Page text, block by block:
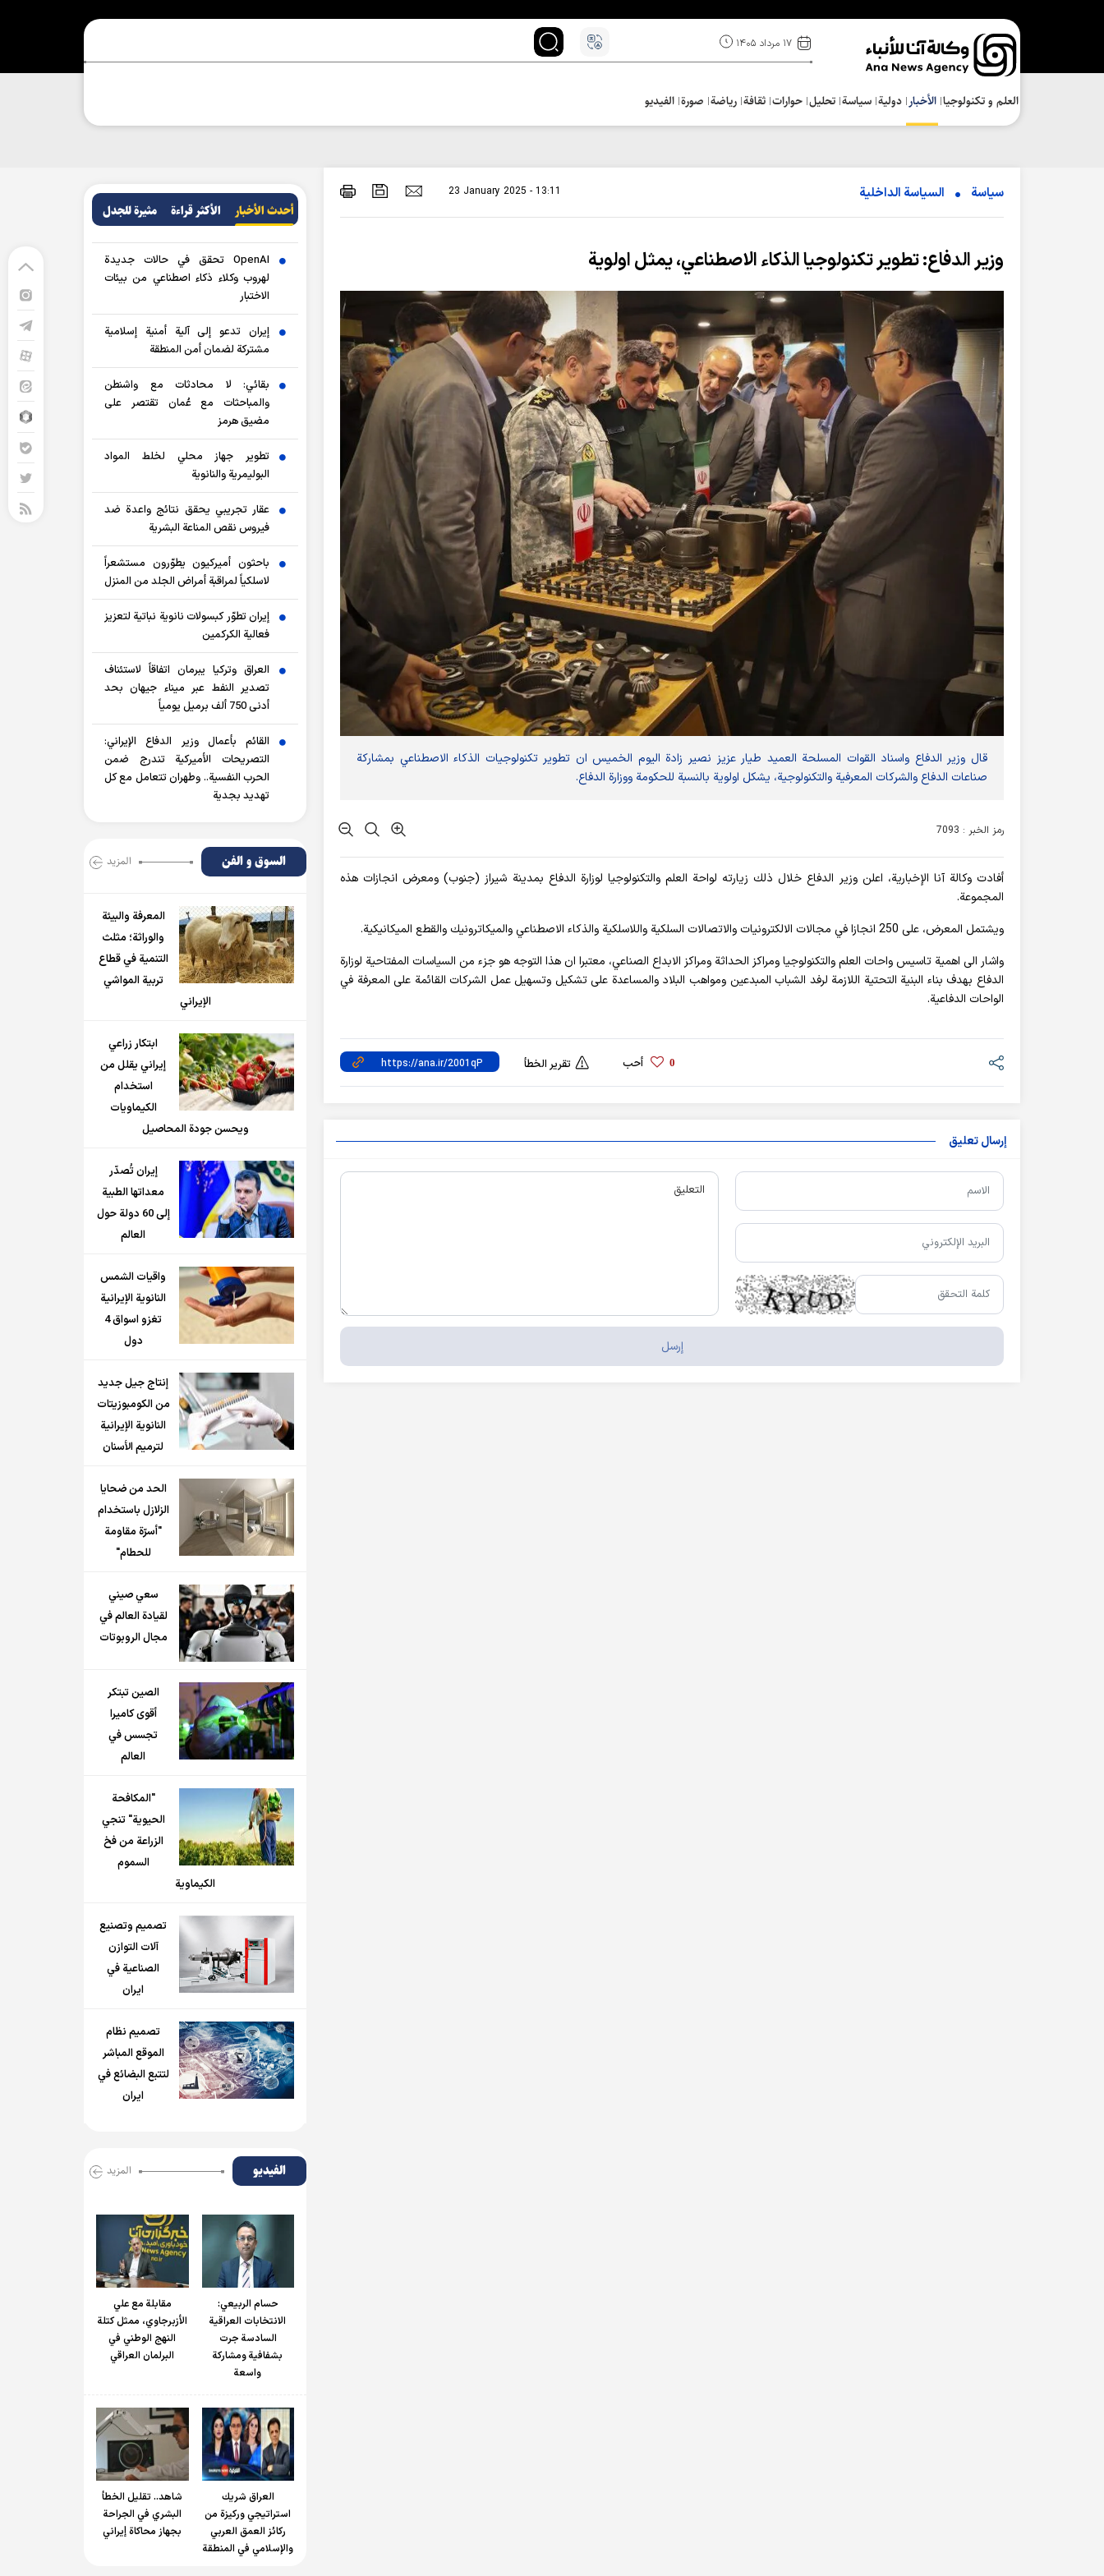
۱۷ مرداد ۱۴۰۵
العلم و تکنولوجیا الأخبار دولية سياسة تحلیل حوارات ثقافة رياضة صورة الفيديو
سياسة السیاسة الداخلیة 23 January 2025 - 13:11
وزير الدفاع: تطوير تكنولوجيا الذكاء الاصطناعي، يمثل اولوية
قال وزير الدفاع واسناد القوات المسلحة العميد طيار عزيز نصير زادة اليوم الخميس ان تطوير تكنولوجيات الذكاء الاصطناعي بمشاركة
صناعات الدفاع والشركات المعرفية والتكنولوجية، يشكل اولوية بالنسبة للحكومة ووزارة الدفاع.
رمز الخبر : 7093
أفادت وکالة آنا الإخباریة، اعلن وزير الدفاع خلال ذلك زيارته لواحة العلم والتكنولوجيا لوزارة الدفاع بمدينة شيراز (جنوب) ومعرض انجازات هذه
المجموعة.
ويشتمل المعرض، على 250 انجازا في مجالات الالكترونيات والاتصالات السلكية واللاسلكية والذكاء الاصطناعي والميكاترونيك والقطع الميكانيكية.
واشار الى اهمية تاسيس واحات العلم والتكنولوجيا ومراكز الحداثة ومراكز الابداع الصناعي، معتبرا ان هذا التوجه هو جزء من السياسات المفتاحية لوزارة
الدفاع بهدف بناء البنية التحتية اللازمة لرفد الشباب المبدعين ومواهب البلاد والمساعدة على تشكيل وتسهيل عمل الشركات القائمة على المعرفة في
الواحات الدفاعية.
0 أحب تقرير الخطأ
إرسال تعليق
أحدث الأخبار الأکثر قراءة مثيرة للجدل
OpenAI تحقق في حالات جديدة
لهروب وكلاء ذكاء اصطناعي من بيئات
الاختبار
إيران تدعو إلى آلية أمنية إسلامية
مشتركة لضمان أمن المنطقة
بقائي: لا محادثات مع واشنطن
والمباحثات مع عُمان تقتصر على
مضيق هرمز
تطوير جهاز محلي لخلط المواد
البوليمرية والنانوية
عقار تجريبي يحقق نتائج واعدة ضد
فيروس نقص المناعة البشرية
باحثون أميركيون يطوّرون مستشعراً
لاسلكياً لمراقبة أمراض الجلد من المنزل
إيران تطوّر كبسولات نانوية نباتية لتعزيز
فعالية الكركمين
العراق وتركيا يبرمان اتفاقاً لاستئناف
تصدير النفط عبر ميناء جيهان بحد
أدنى 750 ألف برميل يومياً
القائم بأعمال وزير الدفاع الإيراني:
التصريحات الأميركية تندرج ضمن
الحرب النفسية.. وطهران تتعامل مع كل
تهديد بجدية
السوق و الفن المزید
المعرفة والبيئة
والوراثة؛ مثلث
التنمية في قطاع
تربية المواشي
الإيراني
ابتكار زراعي
إيراني يقلل من
استخدام
الكيماويات
ويحسن جودة المحاصيل
إيران تُصدّر
معداتها الطبية
إلى 60 دولة حول
العالم
واقيات الشمس
النانوية الإيرانية
تغزو اسواق 4
دول
إنتاج جيل جديد
من الكومبوزيتات
النانوية الإيرانية
لترميم الأسنان
الحد من ضحايا
الزلازل باستخدام
"أسرّة مقاومة
للحطام"
سعي صيني
لقيادة العالم في
مجال الروبوتات
الصين تبتكر
أقوى كاميرا
تجسس في
العالم
"المكافحة
الحيوية" تنجي
الزراعة من فخ
السموم
الكيماوية
تصميم وتصنيع
آلات التوازن
الصناعية في
ايران
تصميم نظام
الموقع المباشر
لتتبع البضائع في
ايران
الفیدیو المزید
حسام الربیعي:
الانتخابات العراقية
السادسة جرت
بشفافية ومشاركة
واسعة
مقابلة مع علي
الأزبرجاوي، ممثل كتلة
النهج الوطني في
البرلمان العراقي
العراق شريك
استراتيجي وركيزة من
ركائز العمق العربي
والإسلامي في المنطقة
شاهد.. تقليل الخطأ
البشري في الجراحة
بجهاز محاكاة إيراني